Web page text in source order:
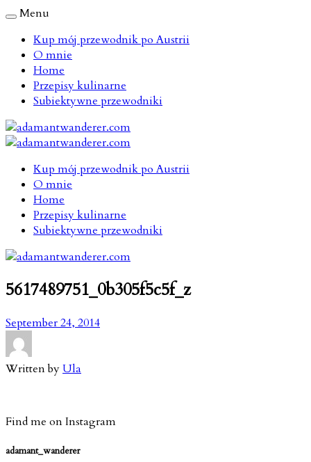
Menu
Kup mój przewodnik po Austrii
O mnie
Home
Przepisy kulinarne
Subiektywne przewodniki
Kup mój przewodnik po Austrii
O mnie
Home
Przepisy kulinarne
Subiektywne przewodniki
5617489751_0b305f5c5f_z
September 24, 2014
Written byUla
Find me on Instagram
adamant_wanderer